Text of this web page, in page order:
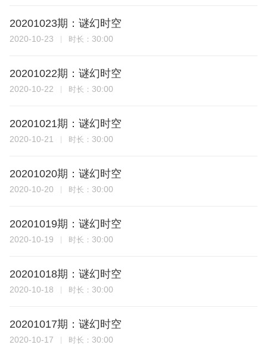
20201023期：谜幻时空
2020-10-23 时长： 30:00
20201022期：谜幻时空
2020-10-22 时长： 30:00
20201021期：谜幻时空
2020-10-21 时长： 30:00
20201020期：谜幻时空
2020-10-20 时长： 30:00
20201019期：谜幻时空
2020-10-19 时长： 30:00
20201018期：谜幻时空
2020-10-18 时长： 30:00
20201017期：谜幻时空
2020-10-17 时长： 30:00